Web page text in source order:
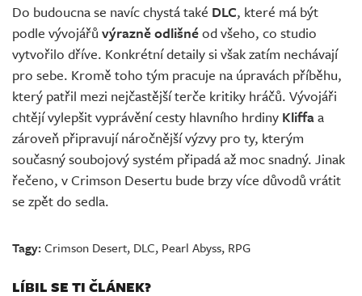
Do budoucna se navíc chystá také DLC, které má být
podle vývojářů výrazně odlišnéod všeho, co studio
vytvořilo dříve. Konkrétní detaily si však zatím nechávají
pro sebe. Kromě toho tým pracuje na úpravách příběhu,
který patřil mezi nejčastější terče kritiky hráčů. Vývojáři
chtějí vylepšit vyprávění cesty hlavního hrdiny Kliffaa
zároveň připravují náročnější výzvy pro ty, kterým
současný soubojový systém připadá až moc snadný. Jinak
řečeno, v Crimson Desertu bude brzy více důvodů vrátit
se zpět do sedla.
Tagy:Crimson Desert, DLC, Pearl Abyss, RPG
LÍBIL SE TI ČLÁNEK?